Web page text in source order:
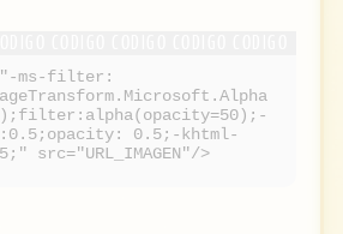
ms-filter:
0.5;-khtml-
src="URL_IMAGEN"/>